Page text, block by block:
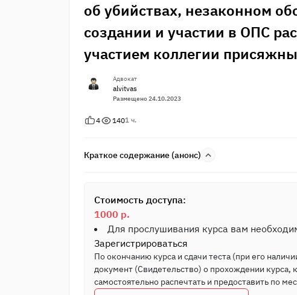
об убийствах, незаконном
создании и участии в ОПС
участием коллегии
Адвокат
alvitvas
Размещено 24.10.2023
4 1401 ч.
Краткое содержание (анонс)
Стоимость доступа:
1000 р.
Для прослушивания курса вам
Зарегистрироваться
По окончанию курса и сдачи теста (при его
документ (Свидетельство) о прохождении курса,
самостоятельно распечтать и предоставить по